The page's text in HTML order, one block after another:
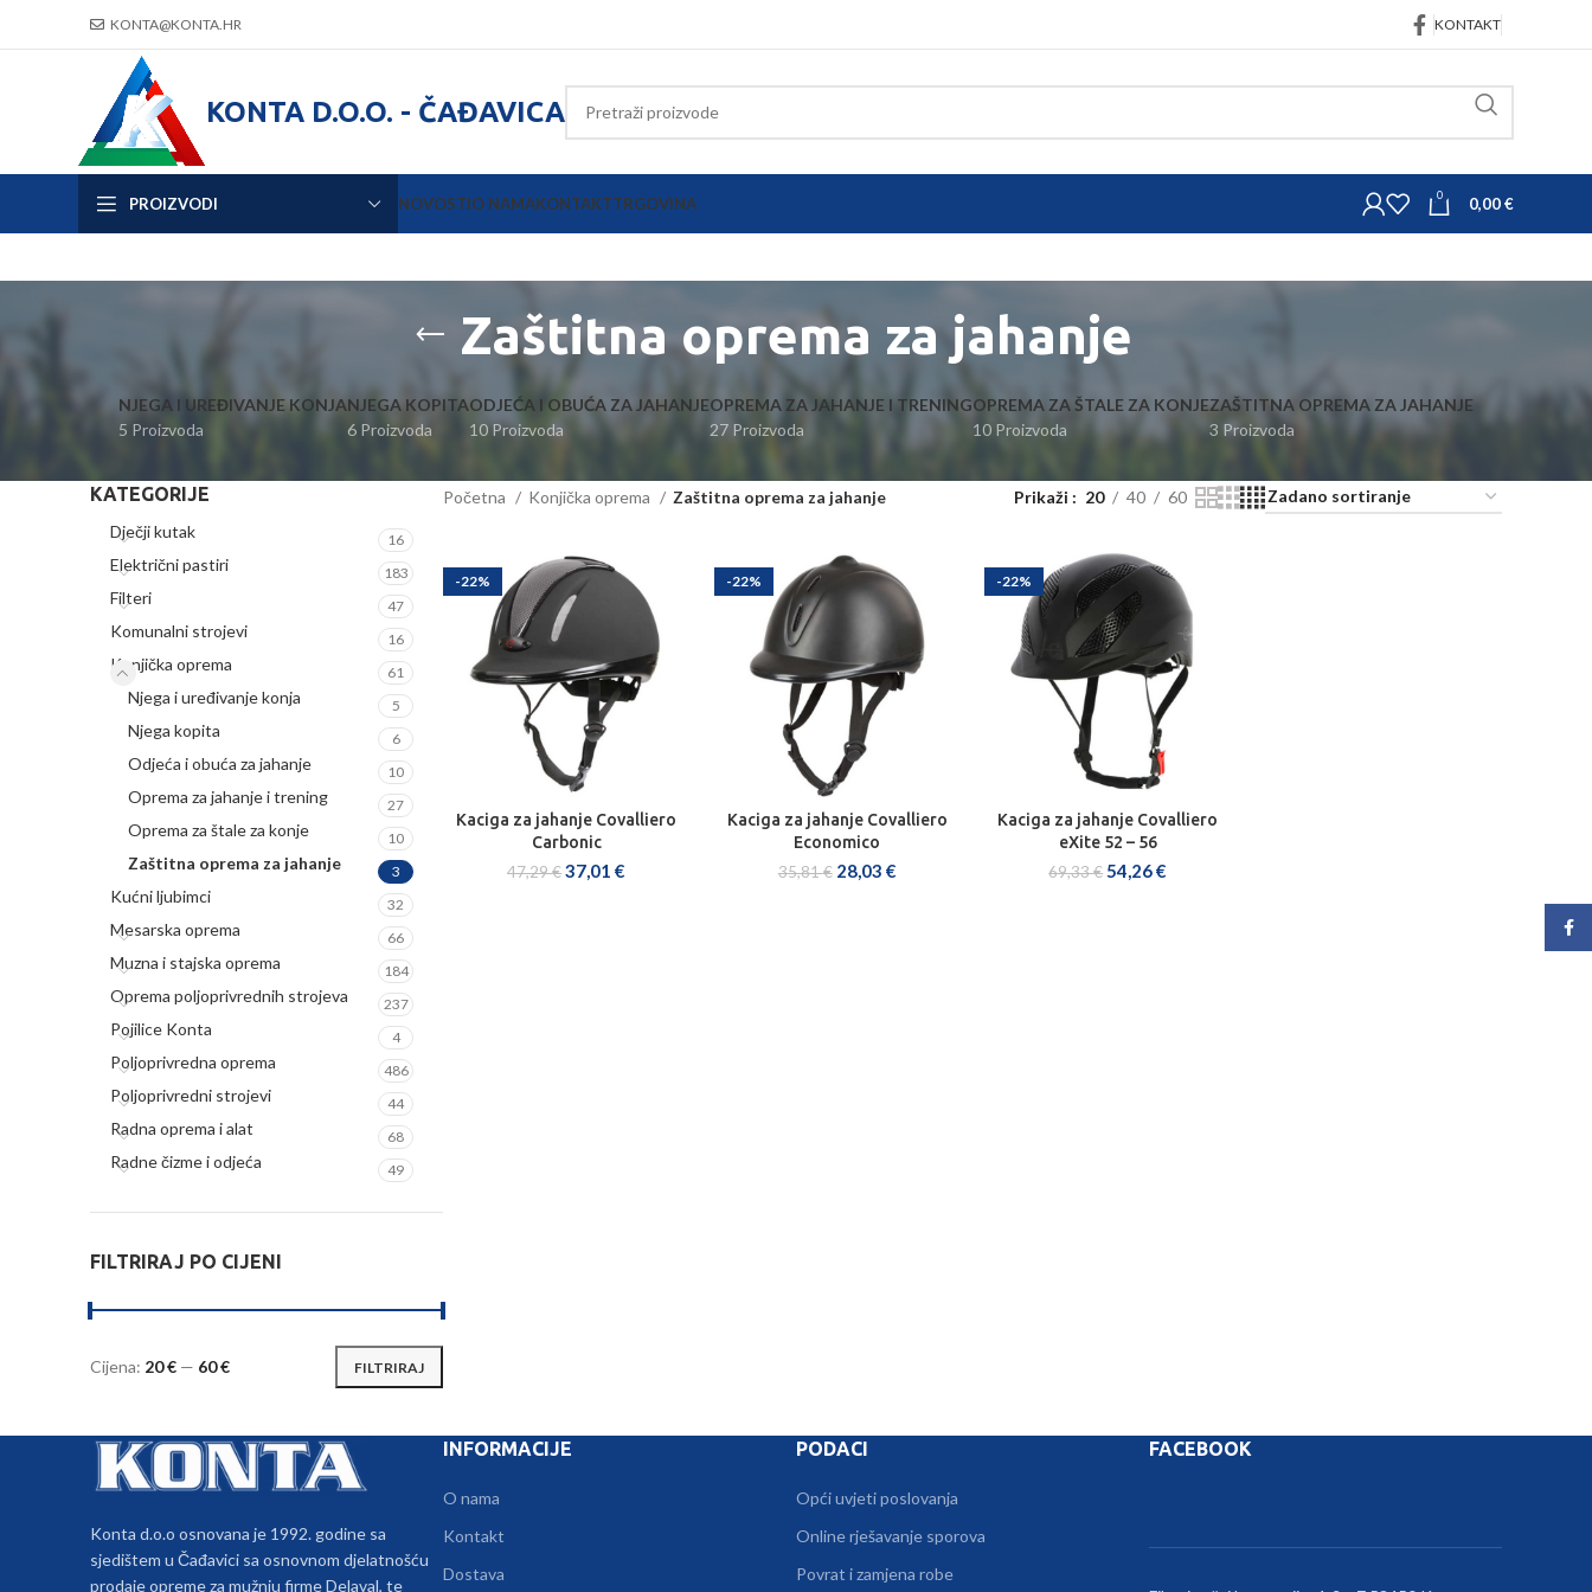
KONTA@KONTA.HR KONTAKT
KONTA D.O.O. - ČAĐAVICA
PROIZVODI NOVOSTIO NAMAKONTAKTTRGOVINA 0 0,00€
Zaštitna oprema za jahanje
NJEGA I UREĐIVANJE KONJA
5 Proizvoda
NJEGA KOPITA
6 Proizvoda
ODJEĆA I OBUĆA ZA JAHANJE
10 Proizvoda
OPREMA ZA JAHANJE I TRENING
27 Proizvoda
OPREMA ZA ŠTALE ZA KONJE
10 Proizvoda
ZAŠTITNA OPREMA ZA JAHANJE
3 Proizvoda
KATEGORIJE
Dječji kutak 16
Električni pastiri 183
Filteri 47
Komunalni strojevi 16
Konjička oprema 61
Njega i uređivanje konja 5
Njega kopita 6
Odjeća i obuća za jahanje 10
Oprema za jahanje i trening 27
Oprema za štale za konje 10
Zaštitna oprema za jahanje 3
Kućni ljubimci 32
Mesarska oprema 66
Muzna i stajska oprema 184
Oprema poljoprivrednih strojeva 237
Pojilice Konta 4
Poljoprivredna oprema 486
Poljoprivredni strojevi 44
Radna oprema i alat 68
Radne čizme i odjeća 49
FILTRIRAJ PO CIJENI
Min
Maks
FILTRIRAJ
Cijena: 20 € — 60 €
Početna Konjička oprema Zaštitna oprema za jahanje Prikaži 20 40 60
-22%
ODABERI OPCIJE
Kaciga za jahanje Covalliero
Carbonic
47,29€ 37,01€
-22%
ODABERI OPCIJE
Kaciga za jahanje Covalliero
Economico
35,81€ 28,03 €
-22%
DODAJ U KOŠARICU
Kaciga za jahanje Covalliero
eXite 52 – 56
69,33€ 54,26€
Konta d.o.o osnovana je 1992. godine sa
sjedištem u Čađavici sa osnovnom djelatnošću
prodaje opreme za mužnju firme Delaval, te
INFORMACIJE
O nama
Kontakt
Dostava
PODACI
Opći uvjeti poslovanja
Online rješavanje sporova
Povrat i zamjena robe
FACEBOOK